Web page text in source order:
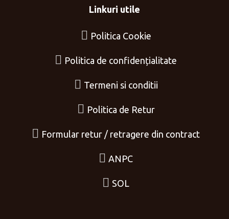
Linkuri utile
Politica Cookie
Politica de confidențialitate
Termeni si conditii
Politica de Retur
Formular retur / retragere din contract
ANPC
SOL